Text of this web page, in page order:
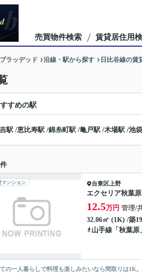
売買物件検索 賃貸居住用
ラッデッド 沿線・駅から探す 日比谷線の賃
すめの駅
駅 /恵比寿駅 /錦糸町駅 /亀戸駅 /木場駅 /池
件
マンション 台東区上野
エクセリア秋葉原
12.5万円 管理/
32.06㎡ (1K) /築
山手線 「 秋葉原
の一人暮らしで料理も楽しみたいなら間取りは1K